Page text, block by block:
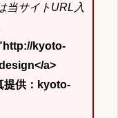
当サイトURL入
kyoto-
a>
提供：kyoto-